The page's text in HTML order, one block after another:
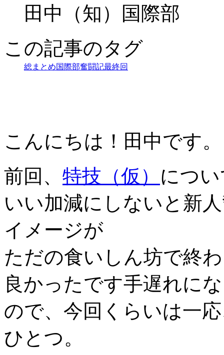
田中（知）国際部
この記事のタグ
総まとめ国際部奮闘記最終回
こんにちは！田中です。
前回、 特技（仮） につ
いい加減にしないと新
イメージが
ただの食いしん坊で終
良かったです手遅れに
ので、今回くらいは一
ひとつ。